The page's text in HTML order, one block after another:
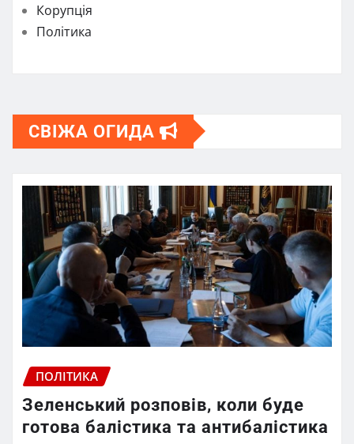
Корупція
Політика
СВІЖА ОГИДА
ПОЛІТИКА
Зеленський розповів, коли буде
готова балістика та антибалістика